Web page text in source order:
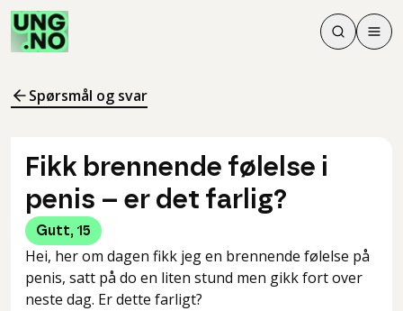
Søk
Søk
Meny
Spørsmål og svar
Fikk brennende følelse i
penis – er det farlig?
Gutt, 15
Hei, her om dagen fikk jeg en brennende følelse på
penis, satt på do en liten stund men gikk fort over
neste dag. Er dette farligt?